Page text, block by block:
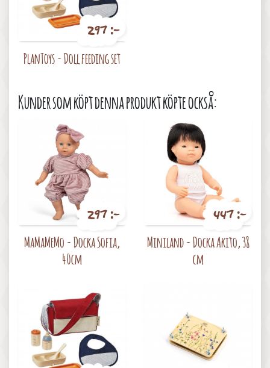
297 :-
PlanToys - Doll feeding set
Kunder som köpt denna produkt köpte också:
297 :-
MaMaMeMo - Docka Sofia,
40cm
447 :-
Miniland - Docka Akito, 38
cm